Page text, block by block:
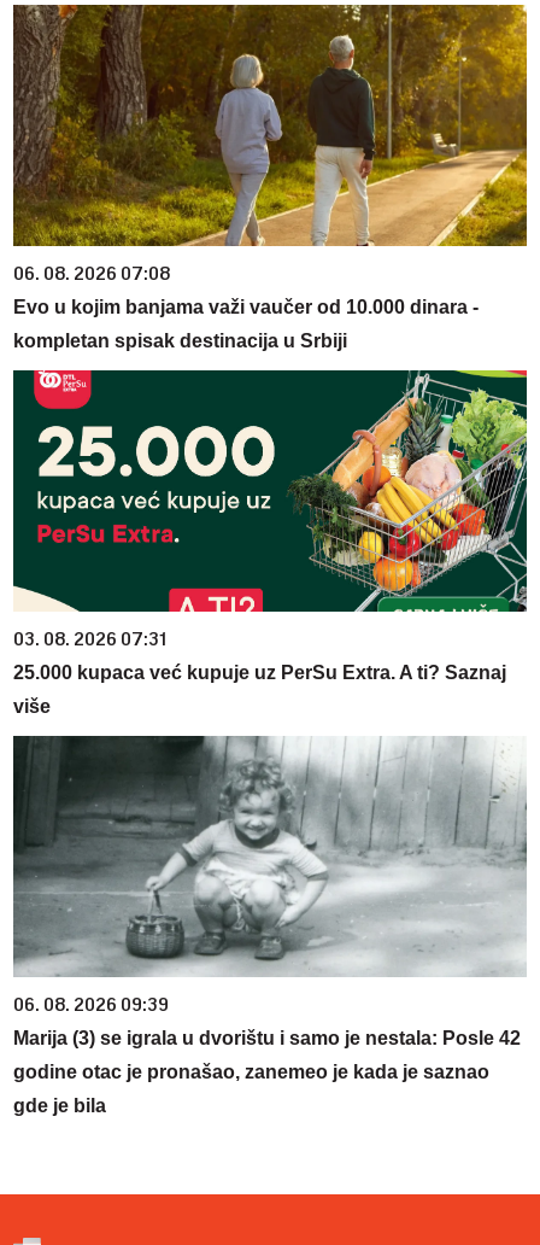
06. 08. 2026 07:08
Evo u kojim banjama važi vaučer od 10.000 dinara -
kompletan spisak destinacija u Srbiji
03. 08. 2026 07:31
25.000 kupaca već kupuje uz PerSu Extra. A ti? Saznaj
više
06. 08. 2026 09:39
Marija (3) se igrala u dvorištu i samo je nestala: Posle 42
godine otac je pronašao, zanemeo je kada je saznao
gde je bila